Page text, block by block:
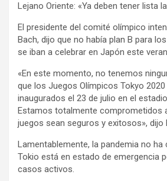
Lejano Oriente: «Ya deben tener lista
El presidente del comité olímpico
Bach, dijo que no había plan B para
se iban a celebrar en Japón este
«En este momento, no tenemos
que los Juegos Olímpicos Tokyo
inaugurados el 23 de julio en el
Estamos totalmente comprometidos
juegos sean seguros y exitosos», dijo
Lamentablemente, la pandemia no ha
Tokio está en estado de emergencia
casos activos.